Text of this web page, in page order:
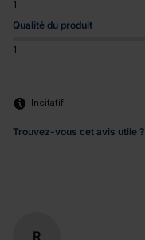
1
Qualité du produit
1
Incitatif
Trouvez-vous cet avis utile ?
R